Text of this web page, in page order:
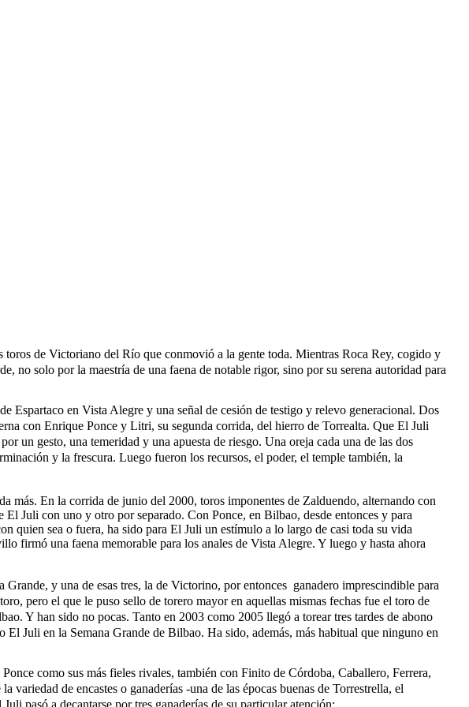
de Victoriano del Río que conmovió a la gente toda. Mientras Roca Rey, cogido y
no solo por la maestría de una faena de notable rigor, sino por su serena autoridad para
Espartaco en Vista Alegre y una señal de cesión de testigo y relevo generacional. Dos
con Enrique Ponce y Litri, su segunda corrida, del hierro de Torrealta. Que El Juli
un gesto, una temeridad y una apuesta de riesgo. Una oreja cada una de las dos
y la frescura. Luego fueron los recursos, el poder, el temple también, la
más. En la corrida de junio del 2000, toros imponentes de Zalduendo, alternando con
Juli con uno y otro por separado. Con Ponce, en Bilbao, desde entonces y para
quien sea o fuera, ha sido para El Juli un estímulo a lo largo de casi toda su vida
firmó una faena memorable para los anales de Vista Alegre. Y luego y hasta ahora
y una de esas tres, la de Victorino, por entonces ganadero imprescindible para
pero el que le puso sello de torero mayor en aquellas mismas fechas fue el toro de
Y han sido no pocas. Tanto en 2003 como 2005 llegó a torear tres tardes de abono
Juli en la Semana Grande de Bilbao. Ha sido, además, más habitual que ninguno en
como sus más fieles rivales, también con Finito de Córdoba, Caballero, Ferrera,
de encastes o ganaderías -una de las épocas buenas de Torrestrella, el
pasó a decantarse por tres ganaderías de su particular atención: